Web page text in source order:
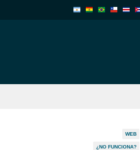
WEB
¿NO FUNCIONA?